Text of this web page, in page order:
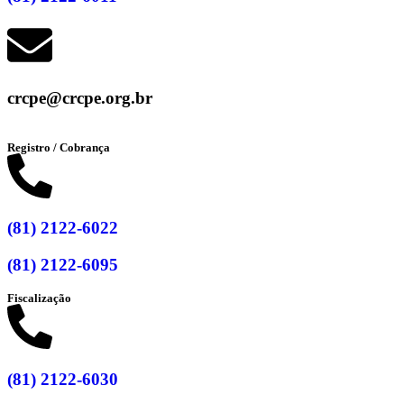
crcpe@crcpe.org.br
Registro / Cobrança
(81) 2122-6022
(81) 2122-6095
Fiscalização
(81) 2122-6030